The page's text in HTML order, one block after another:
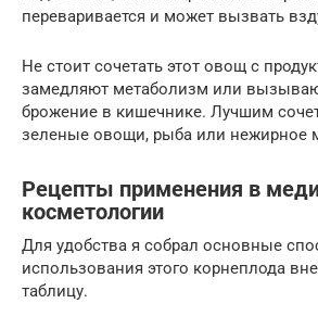
переваривается и может вызвать
Не стоит сочетать этот овощ с
замедляют метаболизм или
брожение в кишечнике. Лучшим
зеленые овощи, рыба или нежирное
Рецепты применения в
косметологии
Для удобства я собрал основные
использования этого корнеплода
таблицу.